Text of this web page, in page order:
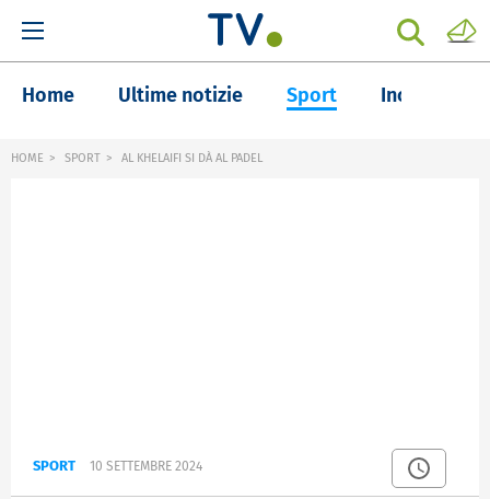
Home Ultime notizie Sport Inchieste
HOME SPORT AL KHELAIFI SI DÀ AL PADEL
SPORT 10 SETTEMBRE 2024